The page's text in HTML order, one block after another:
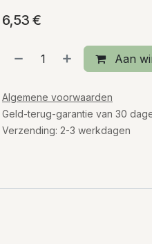
6,53 €
Aan
Algemene voorwaarden
Geld-terug-garantie van 30
Verzending: 2-3 werkdagen